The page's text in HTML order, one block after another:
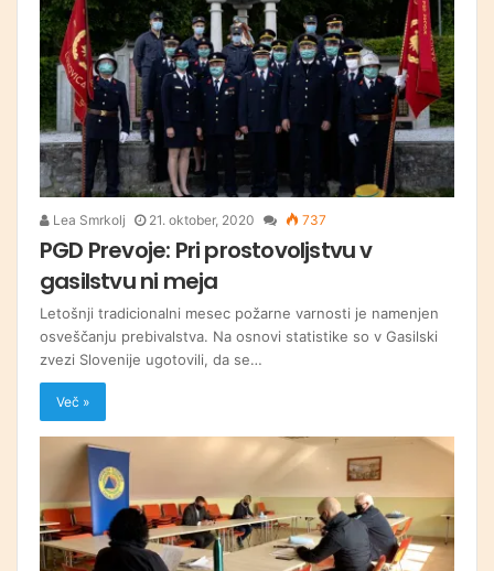
Lea Smrkolj 21. oktober, 2020 737
PGD Prevoje: Pri prostovoljstvu v
gasilstvu ni meja
Letošnji tradicionalni mesec požarne varnosti je namenjen
osveščanju prebivalstva. Na osnovi statistike so v Gasilski
zvezi Slovenije ugotovili, da se…
Več »